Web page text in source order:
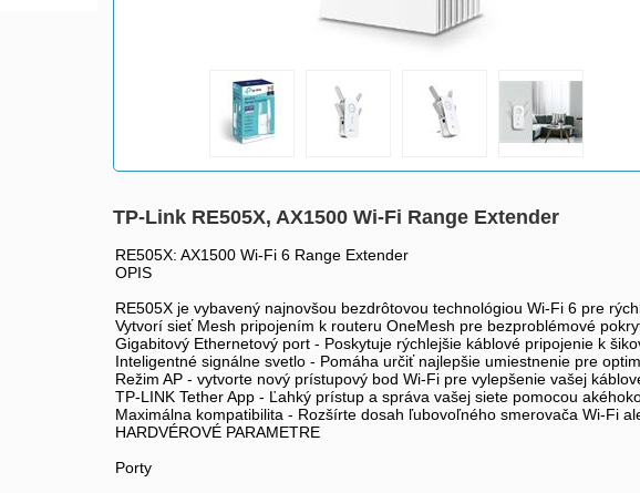
TP-Link RE505X, AX1500 Wi-Fi Range Extender
RE505X: AX1500 Wi-Fi 6 Range Extender
OPIS
RE505X je vybavený najnovšou bezdrôtovou technológiou Wi-Fi 6 pre
Vytvorí sieť Mesh pripojením k routeru OneMesh pre bezproblémové
Gigabitový Ethernetový port - Poskytuje rýchlejšie káblové pripojenie k
Inteligentné signálne svetlo - Pomáha určiť najlepšie umiestnenie pre
Režim AP - vytvorte nový prístupový bod Wi-Fi pre vylepšenie vašej
TP-LINK Tether App - Ľahký prístup a správa vašej siete pomocou
Maximálna kompatibilita - Rozšírte dosah ľubovoľného smerovača Wi-Fi
HARDVÉROVÉ PARAMETRE
Porty